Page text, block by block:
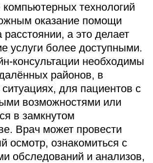
технологий
оказание помощи
а это делает
услуги более доступными.
консультации необходимы
районов, в
для пациентов с
возможностями или
в замкнутом
Врач может провести
осмотр, ознакомиться с
обследований и анализов,